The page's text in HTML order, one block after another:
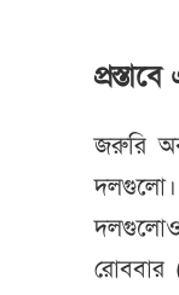
জরুরি
দলগুলো।
রোববার